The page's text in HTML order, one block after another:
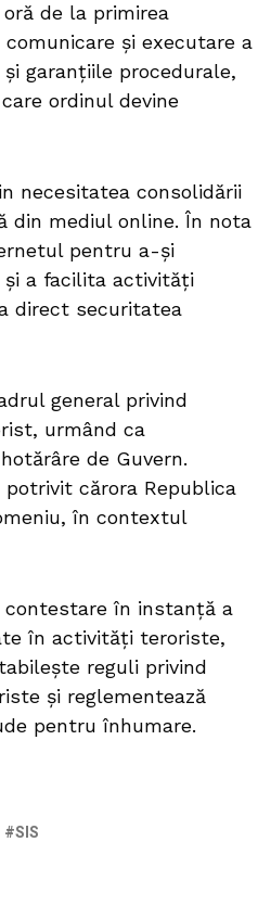
de la primirea
și executare a
garanțiile procedurale,
ordinul devine
necesitatea consolidării
din mediul online. În nota
pentru a-și
și a facilita activități
direct securitatea
general privind
urmând ca
de Guvern.
potrivit cărora Republica
în contextul
contestare în instanță a
în activități teroriste,
reguli privind
și reglementează
pentru înhumare.
SIS